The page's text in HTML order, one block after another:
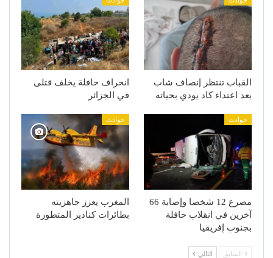
القباب تنتظر إنصاف شاب
بعد اعتداء كاد يودي بحياته
انحراف حافلة يخلف قتلى
في الجزائر
حوادث
مصرع 12 شخصا وإصابة 66
آخرين في انقلاب حافلة
بجنوب إفريقيا
حوادث
المغرب يعزز جاهزيته
بطائرات كنادير المتطورة
السابق التالي